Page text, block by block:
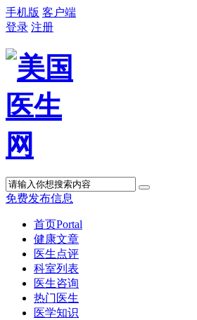
手机版 客户端
登录 注册
免费发布信息
首页Portal
健康文章
医生点评
科室列表
医生咨询
热门医生
医学知识